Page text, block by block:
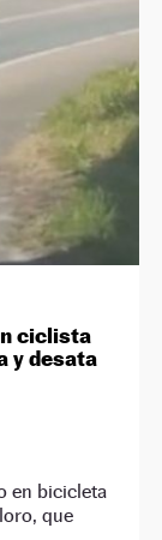
ciclista
y desata
en bicicleta
que